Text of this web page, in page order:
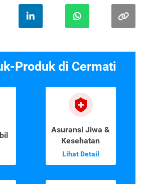
Produk di Cermati
Asuransi Jiwa &
Kesehatan
Lihat Detail